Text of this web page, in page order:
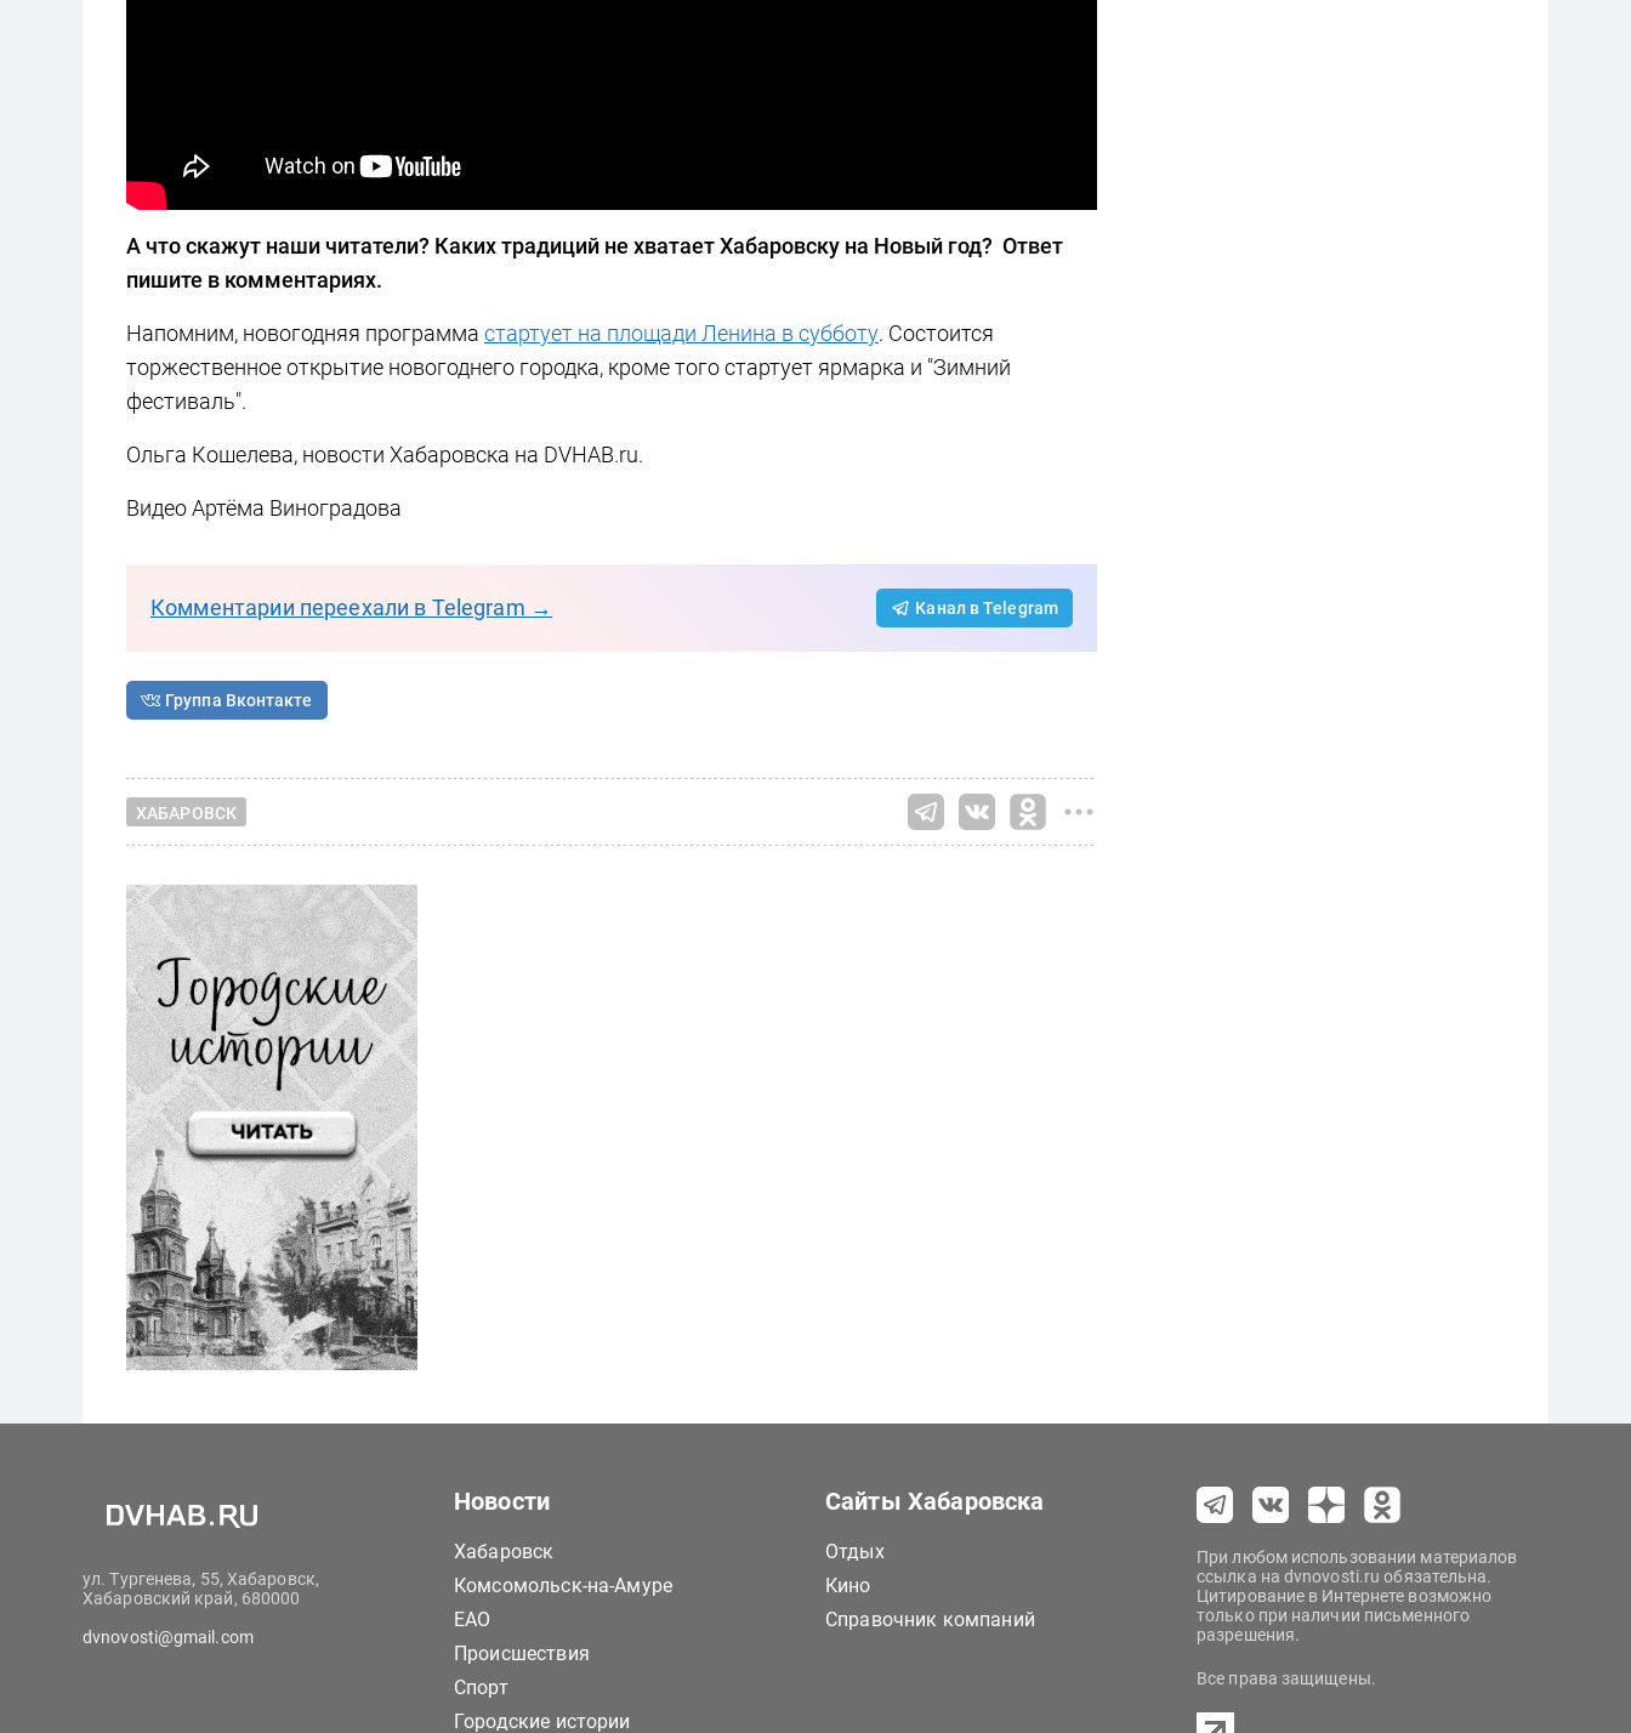
А что скажут наши читатели? Каких традиций не хватает Хабаровску на Новый год? Ответ
пишите в комментариях.
Напомним, новогодняя программа стартует на площади Ленина в субботу. Состоится
торжественное открытие новогоднего городка, кроме того стартует ярмарка и "Зимний
фестиваль".
Ольга Кошелева, новости Хабаровска на DVHAB.ru.
Видео Артёма Виноградова
Комментарии переехали в Telegram → Канал в Telegram
Группа Вконтакте
ХАБАРОВСК
ул. Тургенева, 55, Хабаровск,
Хабаровский край, 680000
dvnovosti@gmail.com
Новости
Хабаровск
Комсомольск-на-Амуре
ЕАО
Происшествия
Спорт
Городские истории
Сайты Хабаровска
Отдых
Кино
Справочник компаний
При любом использовании материалов
ссылка на dvnovosti.ru обязательна.
Цитирование в Интернете возможно
только при наличии письменного
разрешения.
Все права защищены.